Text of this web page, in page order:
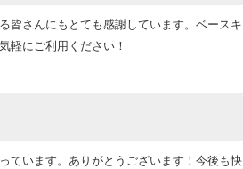
皆さんにもとても感謝しています。ベースキ
軽にご利用ください！
ています。ありがとうございます！今後も快